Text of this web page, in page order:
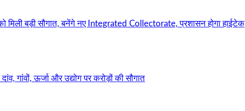
बड़ी सौगात, बनेंगे नए Integrated Collectorate, प्रशासन होगा हाईटेक
गांवों, ऊर्जा और उद्योग पर करोड़ों की सौगात